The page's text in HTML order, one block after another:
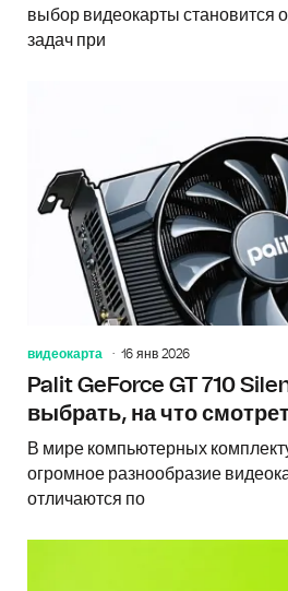
выбор видеокарты становится
задач при
видеокарта 16 янв 2026
Palit GeForce GT 710
выбрать, на что
В мире компьютерных
огромное разнообразие
отличаются по